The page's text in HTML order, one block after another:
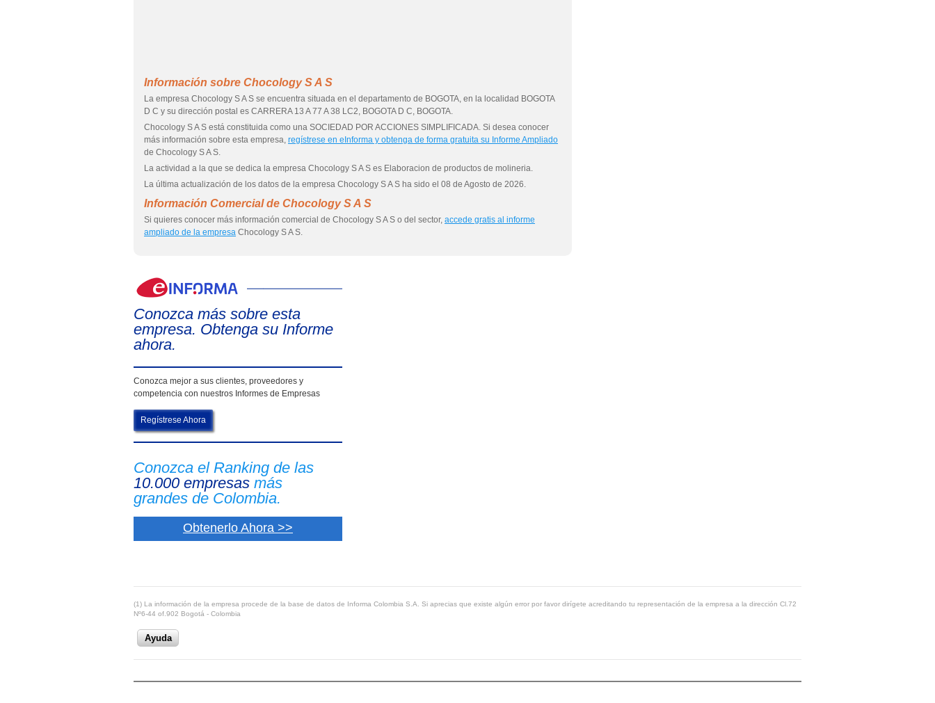
Información sobre Chocology S A S
La empresa Chocology S A S se encuentra situada en el departamento de BOGOTA, en la localidad BOGOTA
D C y su dirección postal es CARRERA 13 A 77 A 38 LC2, BOGOTA D C, BOGOTA.
Chocology S A S está constituida como una SOCIEDAD POR ACCIONES SIMPLIFICADA. Si desea conocer
más información sobre esta empresa, regístrese en eInforma y obtenga de forma gratuita su Informe Ampliado
de Chocology S A S.
La actividad a la que se dedica la empresa Chocology S A S es Elaboracion de productos de molineria.
La última actualización de los datos de la empresa Chocology S A S ha sido el 08 de Agosto de 2026.
Información Comercial de Chocology S A S
Si quieres conocer más información comercial de Chocology S A S o del sector, accede gratis al informe
ampliado de la empresa Chocology S A S.
Conozca más sobre esta
empresa. Obtenga su Informe
ahora.
Conozca mejor a sus clientes, proveedores y
competencia con nuestros Informes de Empresas
Regístrese Ahora
Conozca el Ranking de las
10.000 empresas más
grandes de Colombia.
Obtenerlo Ahora >>
(1) La información de la empresa procede de la base de datos de Informa Colombia S.A. Si aprecias que existe algún error por favor dirígete acreditando tu representación de la empresa a la dirección Cl.72
Nº6-44 of.902 Bogotá - Colombia
Ayuda